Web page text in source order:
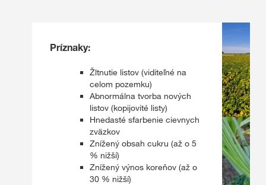
Príznaky:​
Žltnutie listov (viditeľné na
celom pozemku)
Abnormálna tvorba nových
listov (kopijovité listy)
Hnedasté sfarbenie cievnych
zväzkov​
Znížený obsah cukru (až o 5
% nižší)
Znížený výnos koreňov (až o
30 % nižší)